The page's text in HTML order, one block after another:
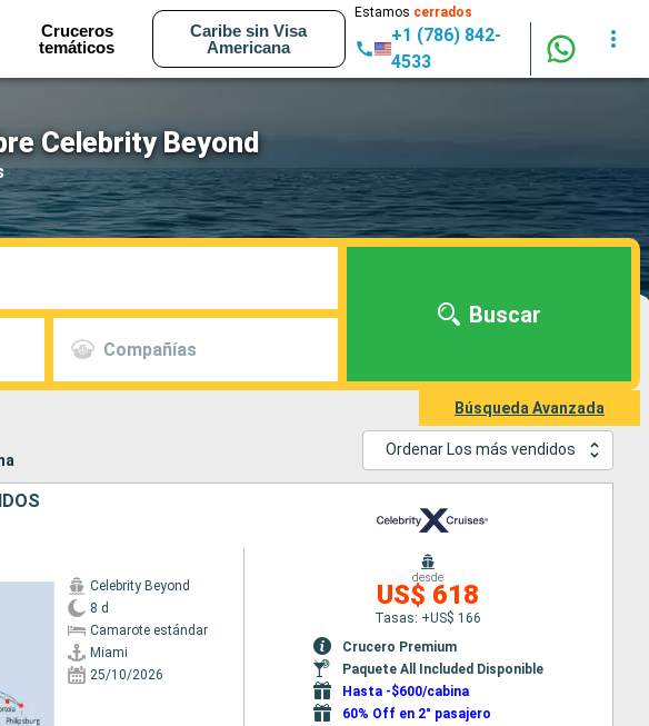
Cruceros
temáticos
Caribe sin Visa
Americana
Estamos cerrados
+1 (786) 842-
4533
Celebrity Beyond
Compañías
Buscar
Búsqueda Avanzada
Ordenar Los más vendidos
Celebrity Beyond
8 d
Camarote estándar
Miami
25/10/2026
desde
US$ 618
Tasas: +US$ 166
Crucero Premium
Paquete All Included Disponible
Hasta -$600/cabina
60% Off en 2° pasajero